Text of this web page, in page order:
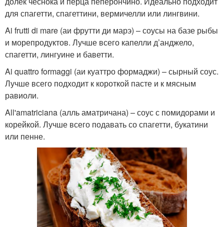
для спагетти, спагеттини, вермичелли или лингвини.
Ai frutti di mare (аи фрутти ди марэ) – соусы на базе рыбы
и морепродуктов. Лучше всего капелли д’анджело,
спагетти, лингуине и баветти.
Ai quattro formaggi (аи куаттро формаджи) – сырный соус.
Лучше всего подходит к короткой пасте и к мясным
равиоли.
All'amatriciana (алль аматричана) – соус с помидорами и
корейкой. Лучше всего подавать со спагетти, букатини
или пенне.